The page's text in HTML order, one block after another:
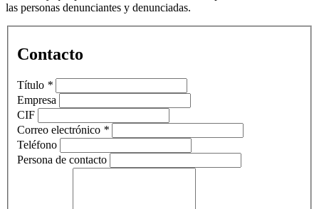
las personas denunciantes y denunciadas.
Contacto
Título *
Empresa
CIF
Correo electrónico *
Teléfono
Persona de contacto